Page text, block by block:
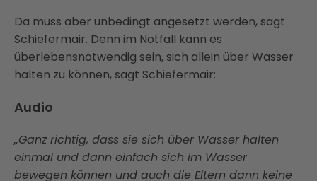
Da muss aber unbedingt angesetzt werden, sagt
Schiefermair. Denn im Notfall kann es
überlebensnotwendig sein, sich allein über Wasser
halten zu können, sagt Schiefermair:
Audio
„Ganz richtig, dass sie sich über Wasser halten
einmal und dann einfach sich im Wasser
bewegen können und auch die Eltern dann keine